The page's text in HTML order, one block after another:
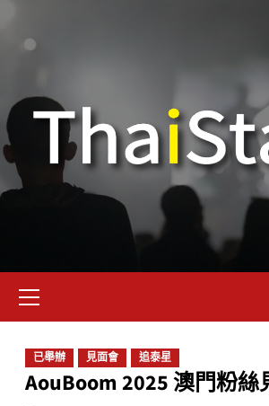
已舉辦 見面會 追泰星
AouBoom 2025 澳門粉絲